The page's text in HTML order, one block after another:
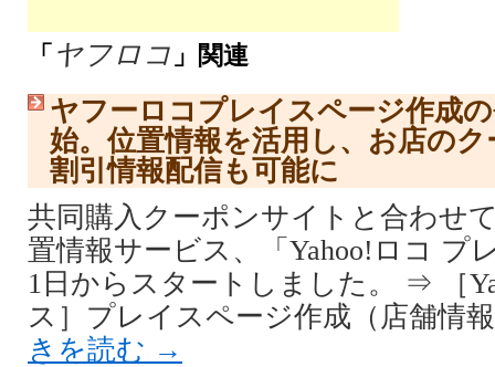
「 ヤフロコ 」関連
ヤフーロコプレイスページ作成
始。位置情報を活用し、お店の
割引情報配信も可能に
共同購入クーポンサイトと合わせ
置情報サービス、「Yahoo!ロコ プ
1日からスタートしました。 ⇒ ［
ス］プレイスページ作成（店舗情
きを読む →